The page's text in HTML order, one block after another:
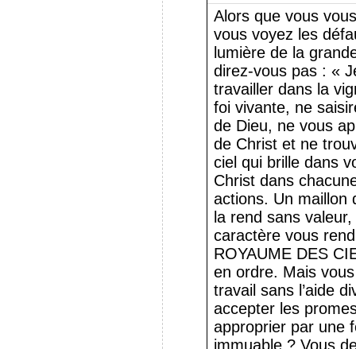
Alors que vous
vous voyez les
lumière de la
direz-vous pas : «
travailler dans la
foi vivante, ne
de Dieu, ne vous
de Christ et ne
ciel qui brille dans
Christ dans
actions. Un maillon
la rend sans
caractère vous
ROYAUME DES
en ordre. Mais
travail sans l’aide
accepter les
approprier par une
immuable ? Vous